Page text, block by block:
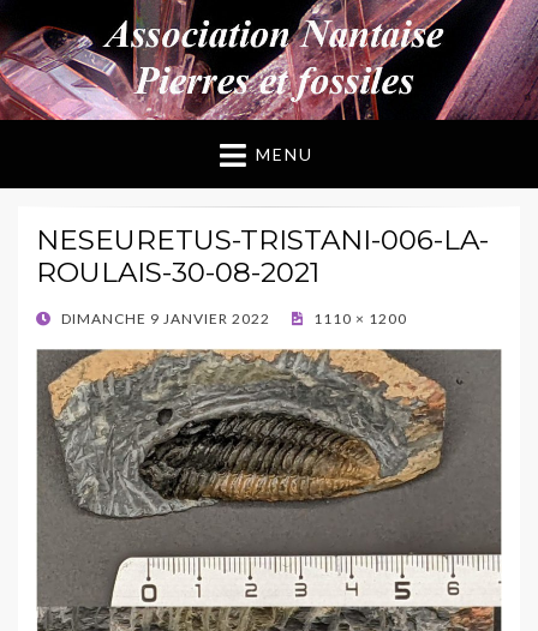
ANPF
Association Nantaise Pierres et Fossiles
MENU
NESEURETUS-TRISTANI-006-LA-
ROULAIS-30-08-2021
POSTED
DIMANCHE 9 JANVIER 2022 1110 × 1200